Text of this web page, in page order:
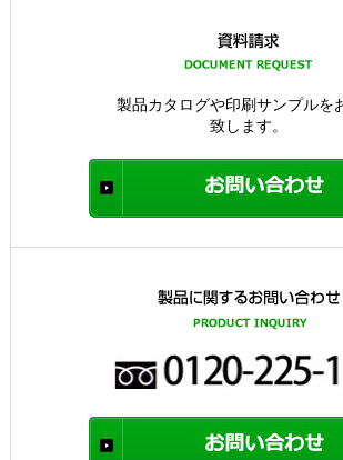
製品カタログや印刷サンプルを
致します。